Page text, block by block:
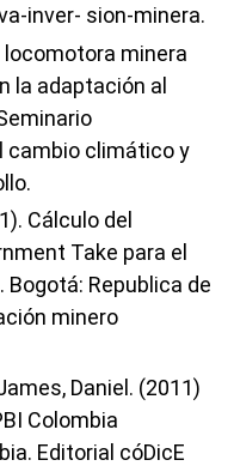
inver- sion-minera.
locomotora minera
la adaptación al
cambio climático y
Cálculo del
Take para el
Republica de
minero
Daniel. (2011)
Colombia
Editorial cóDicE